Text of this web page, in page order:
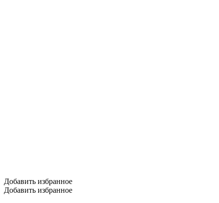
Добавить избранное
Добавить избранное